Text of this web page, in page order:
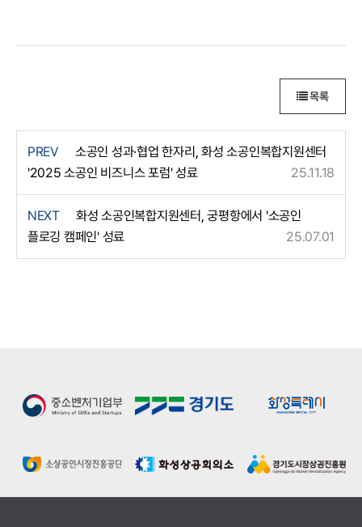
목록
PREV
소공인 성과·협업 한자리, 화성 소공인복합지원센터
'2025 소공인 비즈니스 포럼' 성료
25.11.18
NEXT
화성 소공인복합지원센터, 궁평항에서 '소공인
플로깅 캠페인' 성료
25.07.01